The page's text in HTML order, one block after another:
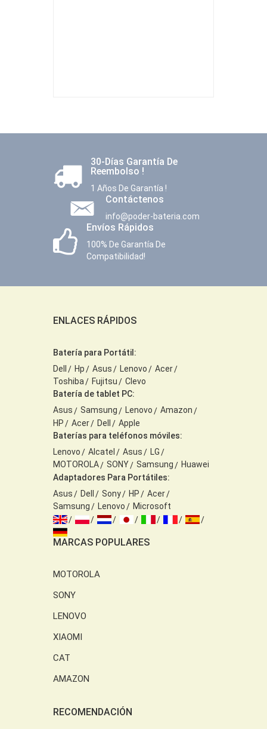
30-Días Garantía De
Reembolso !
1 Años De Garantía !
Contáctenos
info@poder-bateria.com
Envíos Rápidos
100% De Garantía De
Compatibilidad!
ENLACES RÁPIDOS
Batería para Portátil:
Dell
Hp Asus Lenovo
Acer
Toshiba
Fujitsu
Clevo
Batería de tablet PC:
Asus
Samsung Lenovo
Amazon
HP
Acer Dell
Apple
Baterías para teléfonos móviles:
Lenovo
Alcatel Asus
LG
MOTOROLA
SONY Samsung
Huawei
Adaptadores Para Portátiles:
Asus
Dell Sony HP
Acer
Samsung
Lenovo Microsoft
MARCAS POPULARES
MOTOROLA
SONY
LENOVO
XIAOMI
CAT
AMAZON
RECOMENDACIÓN